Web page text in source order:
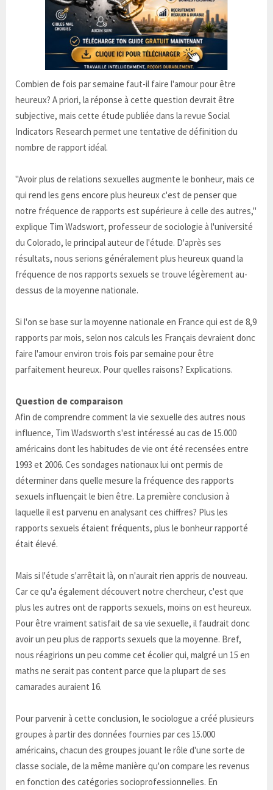
Combien de fois par semaine faut-il faire l'amour pour être
heureux? A priori, la réponse à cette question devrait être
subjective, mais cette étude publiée dans la revue Social
Indicators Research permet une tentative de définition du
nombre de rapport idéal.
"Avoir plus de relations sexuelles augmente le bonheur, mais ce
qui rend les gens encore plus heureux c'est de penser que
notre fréquence de rapports est supérieure à celle des autres,"
explique Tim Wadswort, professeur de sociologie à l'université
du Colorado, le principal auteur de l'étude. D'après ses
résultats, nous serions généralement plus heureux quand la
fréquence de nos rapports sexuels se trouve légèrement au-
dessus de la moyenne nationale.
Si l'on se base sur la moyenne nationale en France qui est de 8,9
rapports par mois, selon nos calculs les Français devraient donc
faire l'amour environ trois fois par semaine pour être
parfaitement heureux. Pour quelles raisons? Explications.
Question de comparaison
Afin de comprendre comment la vie sexuelle des autres nous
influence, Tim Wadsworth s'est intéressé au cas de 15.000
américains dont les habitudes de vie ont été recensées entre
1993 et 2006. Ces sondages nationaux lui ont permis de
déterminer dans quelle mesure la fréquence des rapports
sexuels influençait le bien être. La première conclusion à
laquelle il est parvenu en analysant ces chiffres? Plus les
rapports sexuels étaient fréquents, plus le bonheur rapporté
était élevé.
Mais si l'étude s'arrêtait là, on n'aurait rien appris de nouveau.
Car ce qu'a également découvert notre chercheur, c'est que
plus les autres ont de rapports sexuels, moins on est heureux.
Pour être vraiment satisfait de sa vie sexuelle, il faudrait donc
avoir un peu plus de rapports sexuels que la moyenne. Bref,
nous réagirions un peu comme cet écolier qui, malgré un 15 en
maths ne serait pas content parce que la plupart de ses
camarades auraient 16.
Pour parvenir à cette conclusion, le sociologue a créé plusieurs
groupes à partir des données fournies par ces 15.000
américains, chacun des groupes jouant le rôle d'une sorte de
classe sociale, de la même manière qu'on compare les revenus
en fonction des catégories socioprofessionnelles. En